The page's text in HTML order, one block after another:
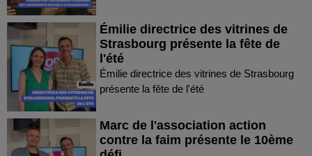
Émilie directrice des vitrines de
Strasbourg présente la fête de
l'été
Émilie directrice des vitrines de Strasbourg
présente la fête de l'été
Marc de l'association action
contre la faim présente le 10ème